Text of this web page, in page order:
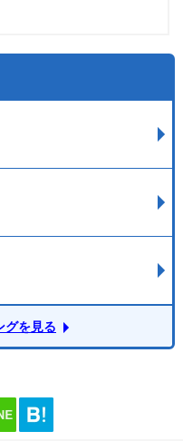
グを見る